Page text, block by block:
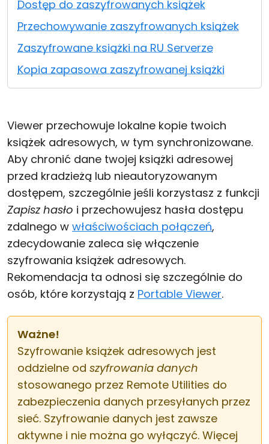
Dostęp do zaszyfrowanych książek
Przechowywanie zaszyfrowanych książek
Zaszyfrowane książki na RU Serverze
Kopia zapasowa zaszyfrowanej książki
Viewer przechowuje lokalne kopie twoich
książek adresowych, w tym synchronizowane.
Aby chronić dane twojej książki adresowej
przed kradzieżą lub nieautoryzowanym
dostępem, szczególnie jeśli korzystasz z funkcji
Zapisz hasło i przechowujesz hasła dostępu
zdalnego w właściwościach połączeń,
zdecydowanie zaleca się włączenie
szyfrowania książek adresowych.
Rekomendacja ta odnosi się szczególnie do
osób, które korzystają z Portable Viewer.
Ważne!
Szyfrowanie książek adresowych jest
oddzielne od szyfrowania danych
stosowanego przez Remote Utilities do
zabezpieczenia danych przesyłanych przez
sieć. Szyfrowanie danych jest zawsze
aktywne i nie można go wyłączyć. Więcej
Chmura i lokalnie